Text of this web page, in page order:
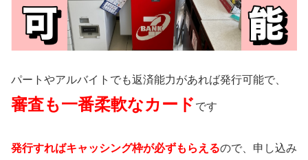
パートやアルバイトでも返済能力があれば発行可能で、
審査も一番柔軟なカード です
発行すればキャッシング枠が必ずもらえるので、申し込み